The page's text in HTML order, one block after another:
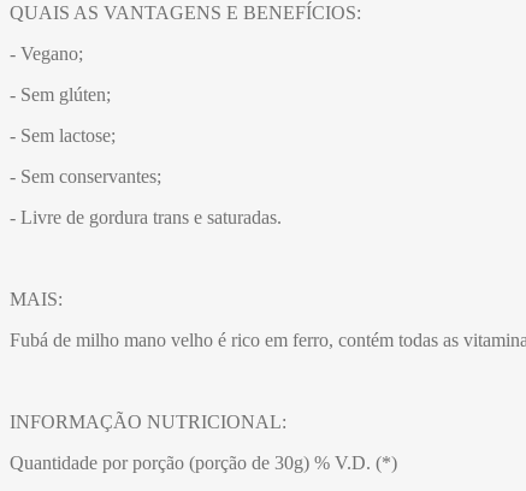
QUAIS AS VANTAGENS E BENEFÍCIOS:
- Vegano;
- Sem glúten;
- Sem lactose;
- Sem conservantes;
- Livre de gordura trans e saturadas.
MAIS:
Fubá de milho mano velho é rico em ferro, contém todas as
INFORMAÇÃO NUTRICIONAL:
Quantidade por porção (porção de 30g) % V.D. (*)